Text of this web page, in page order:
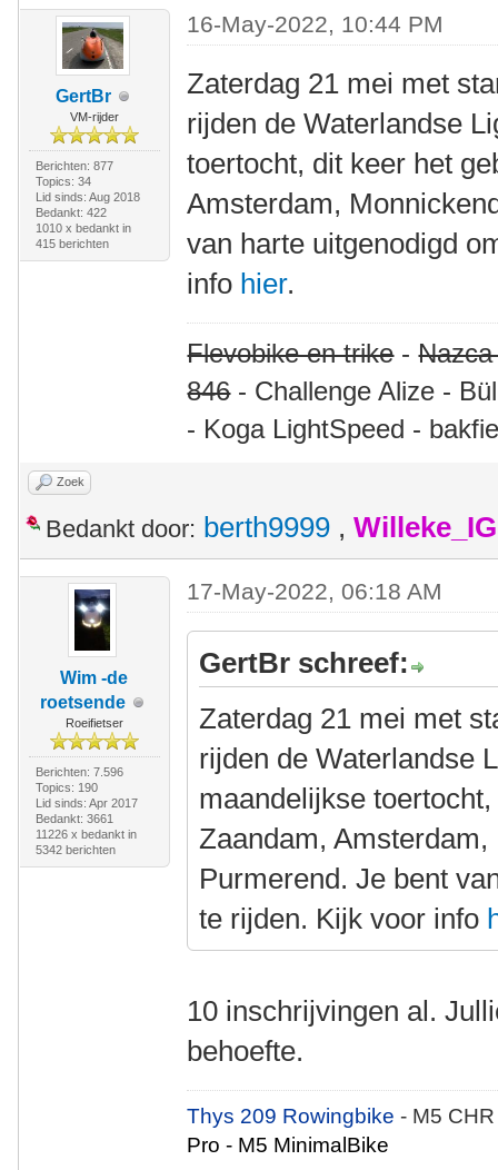
GertBr
VM-rijder
Berichten: 877
Topics: 34
Lid sinds: Aug 2018
Bedankt: 422
1010 x bedankt in
415 berichten
16-May-2022, 10:44 PM
Zaterdag 21 mei met
rijden de Waterlandse
toertocht, dit keer het
Amsterdam,
van harte uitgenodigd
info hier.
Flevobike en trike-
846- Challenge Alize -
- Koga LightSpeed -
Zoek
Bedankt door: berth9999 ,
Wim -de
roetsende
Roeifietser
Berichten: 7.596
Topics: 190
Lid sinds: Apr 2017
Bedankt: 3661
11226 x bedankt in
5342 berichten
17-May-2022, 06:18 AM
GertBr schreef:
Zaterdag 21 mei met
rijden de Waterlandse
maandelijkse
Zaandam,
Purmerend. Je bent
te rijden. Kijk voor info
10 inschrijvingen al.
behoefte.
Thys 209 Rowingbike- M5
Pro - M5 MinimalBike